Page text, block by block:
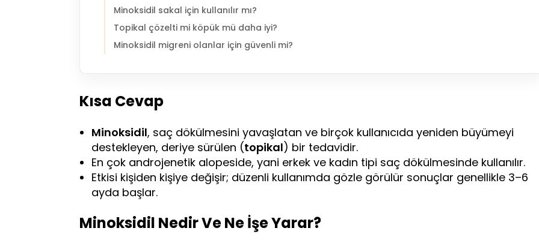
Minoksidil sakal için kullanılır mı?
Topikal çözelti mi köpük mü daha iyi?
Minoksidil migreni olanlar için güvenli mi?
Kısa Cevap
Minoksidil, saç dökülmesini yavaşlatan ve birçok kullanıcıda yeniden büyümeyi
destekleyen, deriye sürülen (topikal) bir tedavidir.
En çok androjenetik alopeside, yani erkek ve kadın tipi saç dökülmesinde kullanılır.
Etkisi kişiden kişiye değişir; düzenli kullanımda gözle görülür sonuçlar genellikle 3–6
ayda başlar.
Minoksidil Nedir Ve Ne İşe Yarar?